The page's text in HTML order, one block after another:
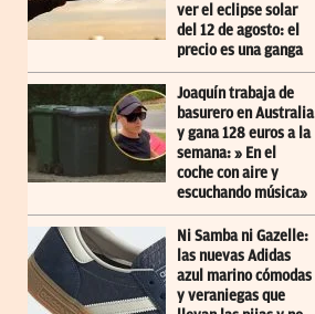
ver el eclipse solar
del 12 de agosto: el
precio es una ganga
Joaquín trabaja de
basurero en Australia
y gana 128 euros a la
semana: » En el
coche con aire y
escuchando música»
Ni Samba ni Gazelle:
las nuevas Adidas
azul marino cómodas
y veraniegas que